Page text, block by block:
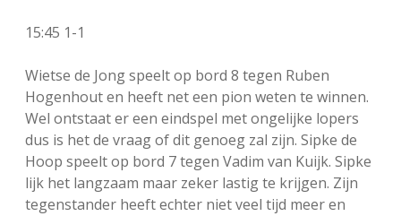
15:45 1-1
Wietse de Jong speelt op bord 8 tegen Ruben
Hogenhout en heeft net een pion weten te winnen.
Wel ontstaat er een eindspel met ongelijke lopers
dus is het de vraag of dit genoeg zal zijn. Sipke de
Hoop speelt op bord 7 tegen Vadim van Kuijk. Sipke
lijk het langzaam maar zeker lastig te krijgen. Zijn
tegenstander heeft echter niet veel tijd meer en